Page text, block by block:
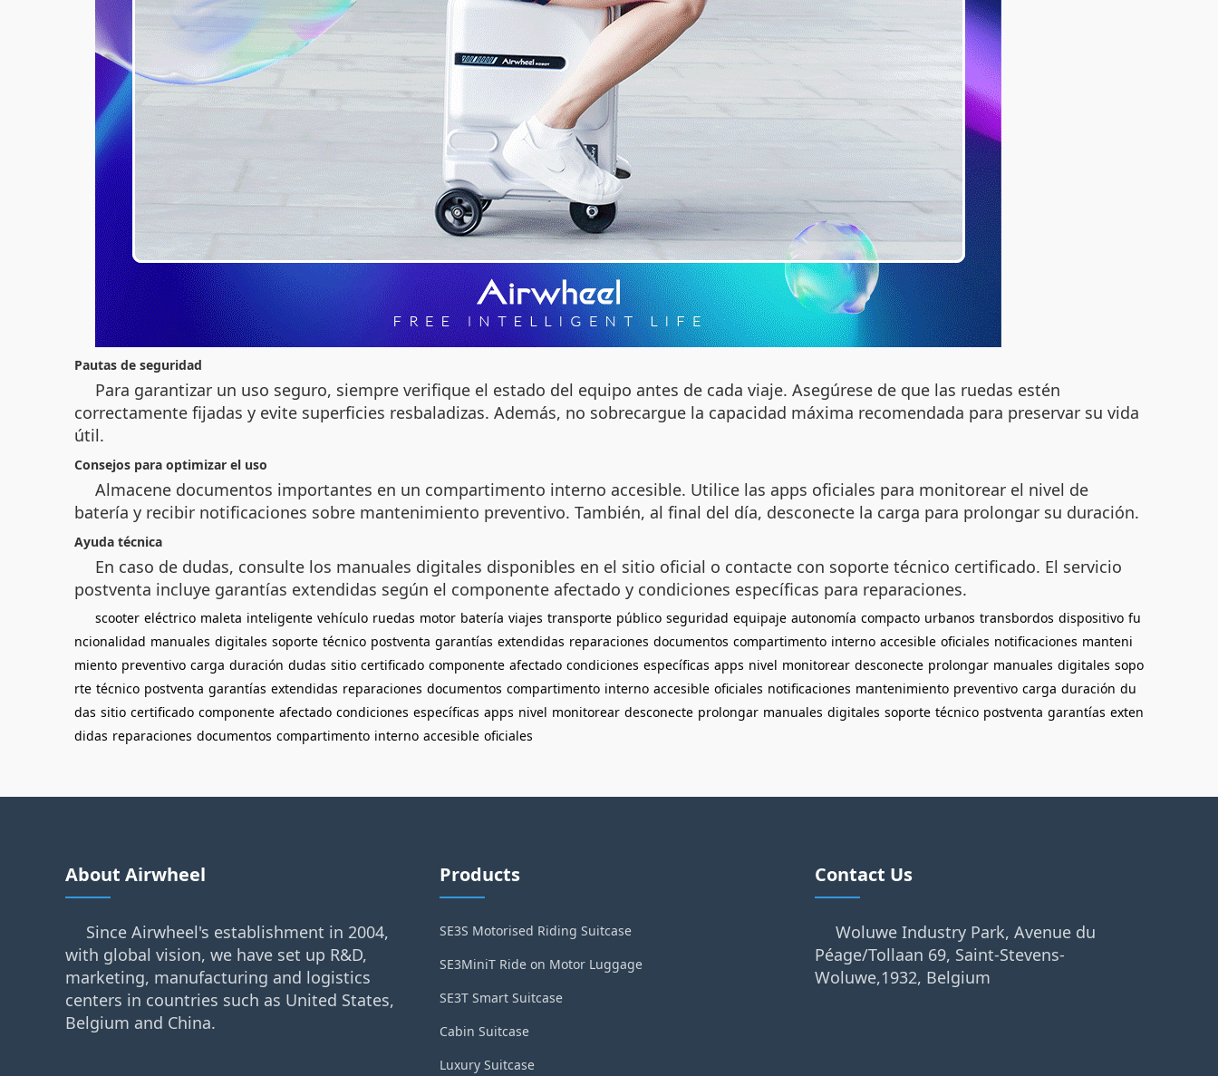
Pautas de seguridad
Para garantizar un uso seguro, siempre verifique el estado del equipo antes de cada viaje. Asegúrese de que las ruedas estén
correctamente fijadas y evite superficies resbaladizas. Además, no sobrecargue la capacidad máxima recomendada para preservar su vida
útil.
Consejos para optimizar el uso
Almacene documentos importantes en un compartimento interno accesible. Utilice las apps oficiales para monitorear el nivel de
batería y recibir notificaciones sobre mantenimiento preventivo. También, al final del día, desconecte la carga para prolongar su duración.
Ayuda técnica
En caso de dudas, consulte los manuales digitales disponibles en el sitio oficial o contacte con soporte técnico certificado. El servicio
postventa incluye garantías extendidas según el componente afectado y condiciones específicas para reparaciones.
scooter eléctrico maleta inteligente vehículo ruedas motor batería viajes transporte público seguridad equipaje autonomía compacto urbanos transbordos dispositivo fu
ncionalidad manuales digitales soporte técnico postventa garantías extendidas reparaciones documentos compartimento interno accesible oficiales notificaciones manteni
miento preventivo carga duración dudas sitio certificado componente afectado condiciones específicas apps nivel monitorear desconecte prolongar manuales digitales sopo
rte técnico postventa garantías extendidas reparaciones documentos compartimento interno accesible oficiales notificaciones mantenimiento preventivo carga duración du
das sitio certificado componente afectado condiciones específicas apps nivel monitorear desconecte prolongar manuales digitales soporte técnico postventa garantías exten
didas reparaciones documentos compartimento interno accesible oficiales
About Airwheel
Since Airwheel's establishment in 2004,
with global vision, we have set up R&D,
marketing, manufacturing and logistics
centers in countries such as United States,
Belgium and China.
Products
SE3S Motorised Riding Suitcase
SE3MiniT Ride on Motor Luggage
SE3T Smart Suitcase
Cabin Suitcase
Luxury Suitcase
Contact Us
Woluwe Industry Park, Avenue du
Péage/Tollaan 69, Saint-Stevens-
Woluwe,1932, Belgium